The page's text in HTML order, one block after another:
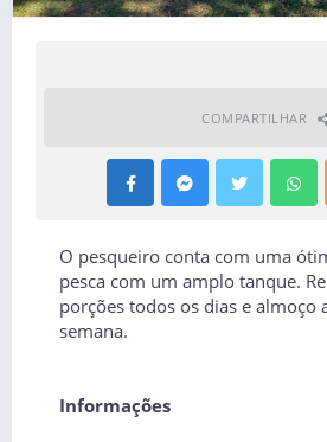
COMPARTILHAR
O pesqueiro conta com uma
pesca com um amplo tanque.
porções todos os dias e almoço
semana.
Informações